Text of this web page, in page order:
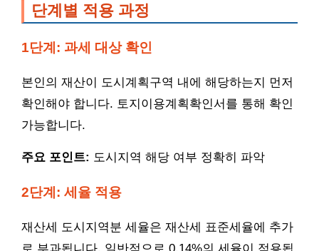
단계별 적용 과정
1단계: 과세 대상 확인
본인의 재산이 도시계획구역 내에 해당하는지 먼저
확인해야 합니다. 토지이용계획확인서를 통해 확인
가능합니다.
주요 포인트: 도시지역 해당 여부 정확히 파악
2단계: 세율 적용
재산세 도시지역분 세율은 재산세 표준세율에 추가